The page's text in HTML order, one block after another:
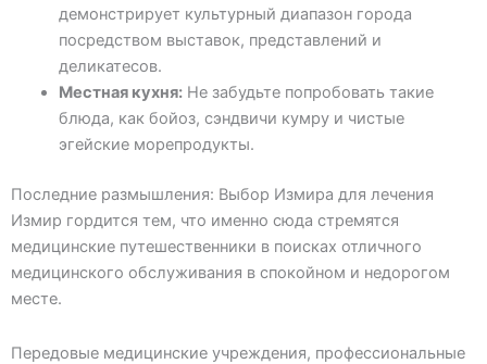
демонстрирует культурный диапазон города
посредством выставок, представлений и
деликатесов.
Местная кухня:Не забудьте попробовать такие
блюда, как бойоз, сэндвичи кумру и чистые
эгейские морепродукты.
Последние размышления: Выбор Измира для лечения
Измир гордится тем, что именно сюда стремятся
медицинские путешественники в поисках отличного
медицинского обслуживания в спокойном и недорогом
месте.
Передовые медицинские учреждения, профессиональные